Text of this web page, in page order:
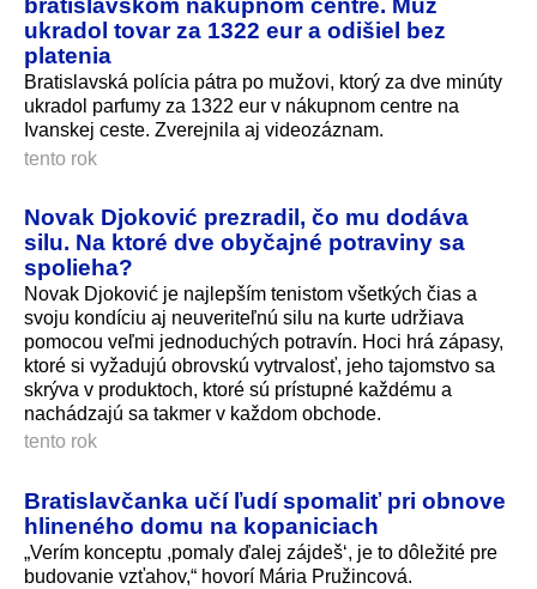
bratislavskom nákupnom centre. Muž
ukradol tovar za 1322 eur a odišiel bez
platenia
Bratislavská polícia pátra po mužovi, ktorý za dve minúty
ukradol parfumy za 1322 eur v nákupnom centre na
Ivanskej ceste. Zverejnila aj videozáznam.
tento rok
Novak Djoković prezradil, čo mu dodáva
silu. Na ktoré dve obyčajné potraviny sa
spolieha?
Novak Djoković je najlepším tenistom všetkých čias a
svoju kondíciu aj neuveriteľnú silu na kurte udržiava
pomocou veľmi jednoduchých potravín. Hoci hrá zápasy,
ktoré si vyžadujú obrovskú vytrvalosť, jeho tajomstvo sa
skrýva v produktoch, ktoré sú prístupné každému a
nachádzajú sa takmer v každom obchode.
tento rok
Bratislavčanka učí ľudí spomaliť pri obnove
hlineného domu na kopaniciach
„Verím konceptu ,pomaly ďalej zájdeš‘, je to dôležité pre
budovanie vzťahov,“ hovorí Mária Pružincová.